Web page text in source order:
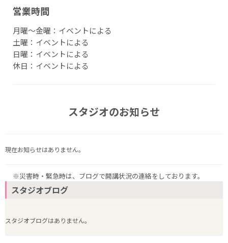
営業時間
月曜〜金曜：イベントによる
土曜：イベントによる
日曜：イベントによる
休日：イベントによる
スタジオのお知らせ
現在お知らせはありません。
※災害時・緊急時は、ブログで開講状況の連絡をしております。
スタジオブログ
スタジオブログはありません。